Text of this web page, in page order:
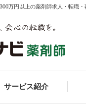
万円以上の薬剤師求人・転職
サービス紹介